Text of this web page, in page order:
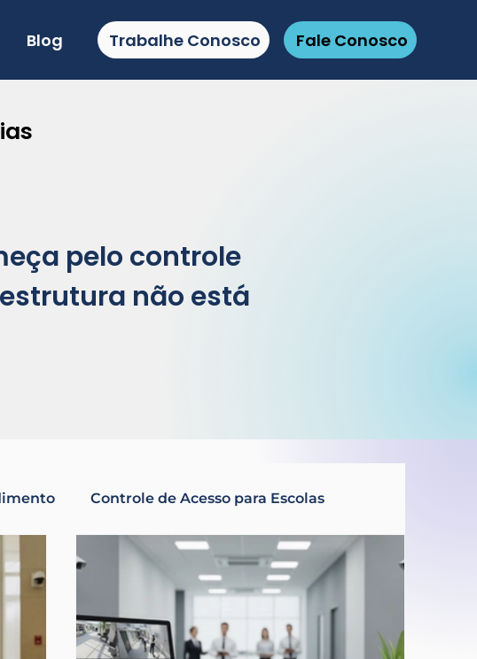
Blog Trabalhe Conosco Fale Conosco
pelo controle
não está
realidad
Controle de Acesso para Escolas
Tecnológicas Inovações Saúde
Artificial Rastreamento veicular